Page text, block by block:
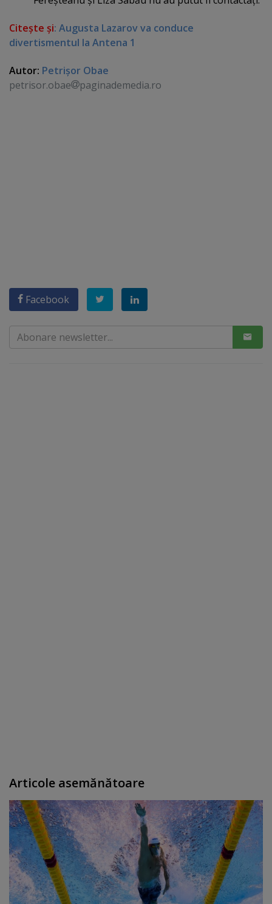
Citeşte şi: Augusta Lazarov va conduce
divertismentul la Antena 1
Autor: Petrişor Obae
petrisor.obae
paginademedia.ro
Facebook
Articole asemănătoare